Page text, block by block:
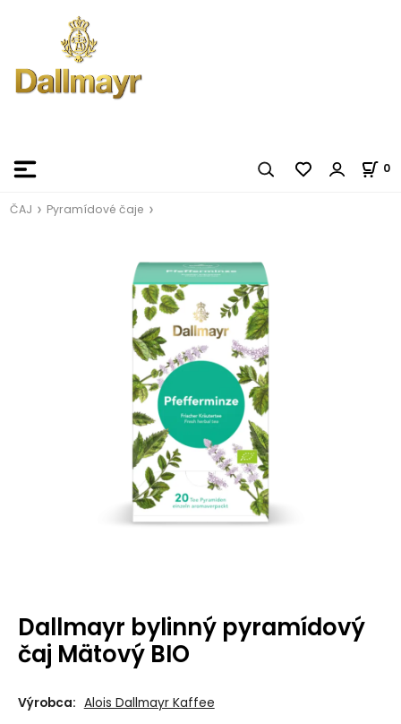
0
ČAJ Pyramídové čaje
Dallmayr bylinný pyramídový
čaj Mätový BIO
Výrobca: Alois Dallmayr Kaffee